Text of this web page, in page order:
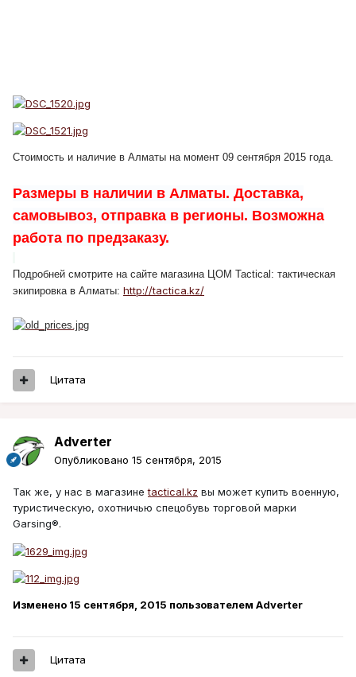
Стоимость и наличие в Алматы на момент 09 сентября 2015 года.
Размеры в наличии в Алматы. Доставка,
самовывоз, отправка в регионы. Возможна
работа по предзаказу.
Подробней смотрите на сайте магазина ЦОМ Tactical: тактическая
экипировка в Алматы: http://tactica.kz/
Цитата
Adverter
Опубликовано 15 сентября, 2015
Так же, у нас в магазинеtactical.kz вы может купить военную,
туристическую, охотничью спецобувь торговой марки
Garsing®.
Изменено 15 сентября, 2015 пользователем Adverter
Цитата